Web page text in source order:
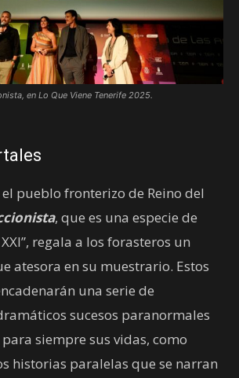
en Lo Que Viene Tenerife 2025.
pueblo fronterizo de Reino del
, que es una especie de
regala a los forasteros un
atesora en su muestrario. Estos
una serie de
sucesos paranormales
siempre sus vidas, como
historias paralelas que se narran